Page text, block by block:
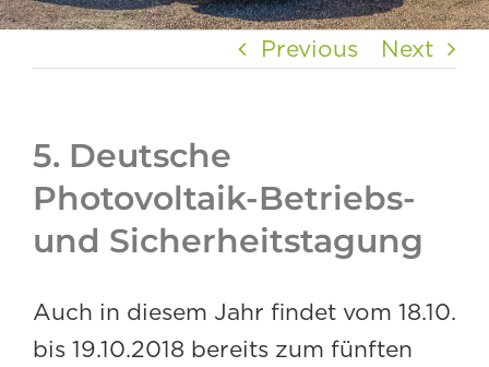
Previous Next
5. Deutsche
Photovoltaik-Betriebs-
und Sicherheitstagung
Auch in diesem Jahr findet vom 18.10.
bis 19.10.2018 bereits zum fünften